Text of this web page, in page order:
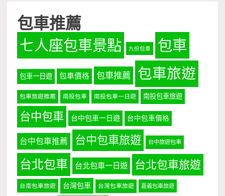
包車推薦
七人座包車景點 九份包車 包車
包車一日遊 包車價格 包車推薦 包車旅遊
包車旅遊推薦 南投包車 南投包車一日遊 南投包車旅遊
台中包車 台中包車一日遊 台中包車價格
台中包車推薦 台中包車旅遊 台中旅遊包車
台北包車 台北包車一日遊 台北包車旅遊
台南包車旅遊 台灣包車 台灣包車旅遊 嘉義包車旅遊